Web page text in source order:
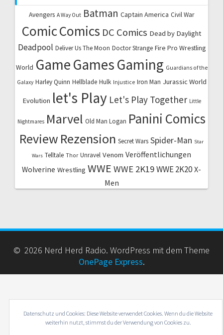
Avengers A Way Out Batman Captain America Civil War
ComicComics DC Comics Dead by Daylight
Deadpool Deliver Us The Moon Doctor Strange Fire Pro Wrestling
World GameGamesGaming Guardians of the
Galaxy Harley Quinn Hellblade Hulk Injustice Iron Man Jurassic World
Evolution let's Play Let's Play Together Little
Nightmares Marvel Old Man Logan Panini Comics
Review Rezension Secret Wars Spider-Man Star
Wars Telltale Thor Unravel Venom Veröffentlichungen
Wolverine Wrestling WWE WWE 2K19WWE 2K20 X-
Men
© 2026 Nerd Herd Radio. WordPress mit dem Theme
OnePage Express.
Datenschutz und Cookies: Diese Website verwendet Cookies. Wenn du die Website
weiterhin nutzt, stimmst du der Verwendung von Cookies zu.